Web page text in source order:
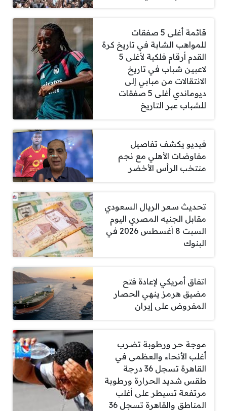
قائمة أغلى 5 صفقات
للمواهب الشابة في تاريخ كرة
القدم أرقام فلكية لأغلى 5
لاعبين شباب في تاريخ
الانتقالات من مبابي إلى
ديوماندي أغلى 5 صفقات
للشباب عبر التاريخ
فيديو يكشف تفاصيل
مفاوضات الأهلي مع نجم
منتخب الرأس الأخضر
تحديث سعر الريال السعودي
مقابل الجنيه المصري اليوم
السبت 8 أغسطس 2026 في
البنوك
اتفاق أمريكي لإعادة فتح
مضيق هرمز ينهي الحصار
المفروض على إيران
موجة حر ورطوبة تضرب
أغلب الأنحاء والعظمى في
القاهرة تسجل 36 درجة
طقس شديد الحرارة ورطوبة
مرتفعة تسيطر على أغلب
المناطق والقاهرة تسجل 36